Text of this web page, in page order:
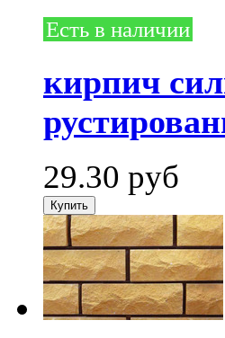
Есть в наличии
кирпич
29.30 руб